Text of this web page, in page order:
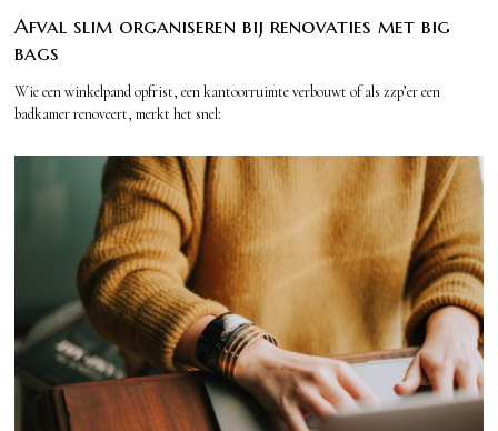
Afval slim organiseren bij renovaties met big
bags
Wie een winkelpand opfrist, een kantoorruimte verbouwt of als zzp’er een
badkamer renoveert, merkt het snel: